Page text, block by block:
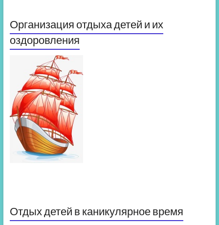
Организация отдыха детей и их
оздоровления
Отдых детей в каникулярное время